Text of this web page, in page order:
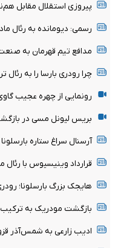
پیروزی استقلال مقابل
رسمی: دیومانده به رئال
مدافع تیم قهرمان به
چرا رودری بارسا را به رئال
رونمایی از چهره عجیب
بریس لیونل مسی در
آرسنال سراغ ستاره
قرارداد وینیسیوس با رئال مادرید تا
هایجک بزرگ بارسلونا؛
بازگشت مودریک به
ادیب زارعی به شمس‌آذر